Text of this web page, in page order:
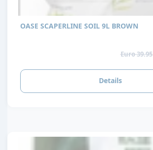
OASE SCAPERLINE SOIL 9L BROWN
Euro 39.95
Details